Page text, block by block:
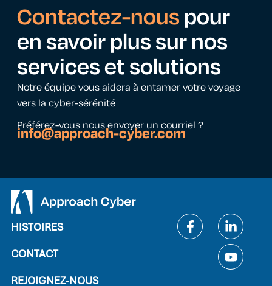
Contactez-nouspour
en savoir plus sur nos
services et solutions
Notre équipe vous aidera à entamer votre voyage
vers la cyber-sérénité
Préférez-vous nous envoyer un courriel ?
info@approach-cyber.com
HISTOIRES
CONTACT
REJOIGNEZ-NOUS